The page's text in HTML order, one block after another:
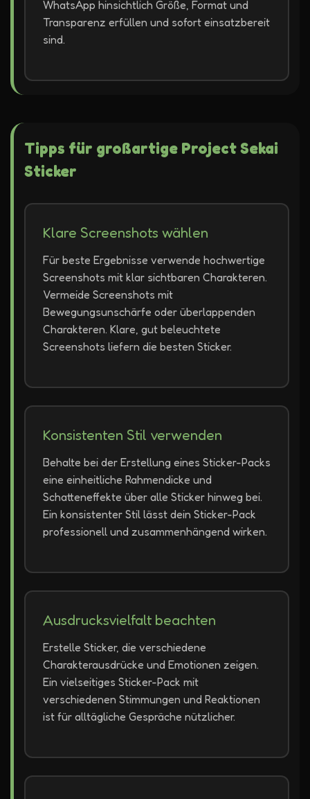
WhatsApp hinsichtlich Größe, Format und
Transparenz erfüllen und sofort einsatzbereit
sind.
Tipps für großartige Project Sekai
Sticker
Klare Screenshots wählen
Für beste Ergebnisse verwende hochwertige
Screenshots mit klar sichtbaren Charakteren.
Vermeide Screenshots mit
Bewegungsunschärfe oder überlappenden
Charakteren. Klare, gut beleuchtete
Screenshots liefern die besten Sticker.
Konsistenten Stil verwenden
Behalte bei der Erstellung eines Sticker-Packs
eine einheitliche Rahmendicke und
Schatteneffekte über alle Sticker hinweg bei.
Ein konsistenter Stil lässt dein Sticker-Pack
professionell und zusammenhängend wirken.
Ausdrucksvielfalt beachten
Erstelle Sticker, die verschiedene
Charakterausdrücke und Emotionen zeigen.
Ein vielseitiges Sticker-Pack mit
verschiedenen Stimmungen und Reaktionen
ist für alltägliche Gespräche nützlicher.